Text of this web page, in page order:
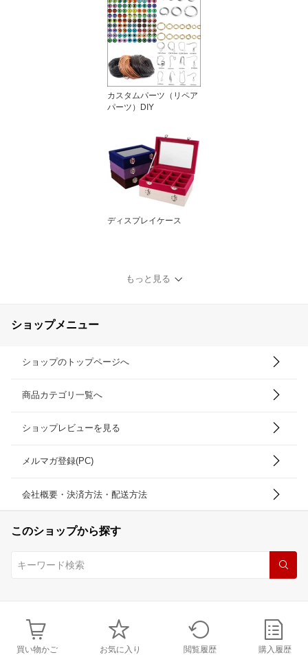
カスタムパーツ（リペア
パーツ）DIY
ディスプレイケース
もっと見る
ショップメニュー
ショップのトップページへ
商品カテゴリ一覧へ
ショップレビューを見る
メルマガ登録(PC)
会社概要・決済方法・配送方法
このショップから探す
買い物かご お気に入り 閲覧履歴 購入履歴